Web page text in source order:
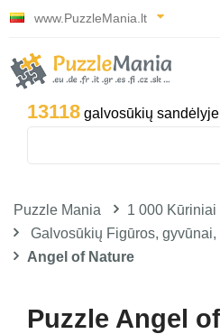
www.PuzzleMania.lt
13118 galvosūkių sandėlyje
Puzzle Mania 1 000 Kūriniai
Galvosūkių Figūros, gyvūnai,
Angel of Nature
Puzzle Angel